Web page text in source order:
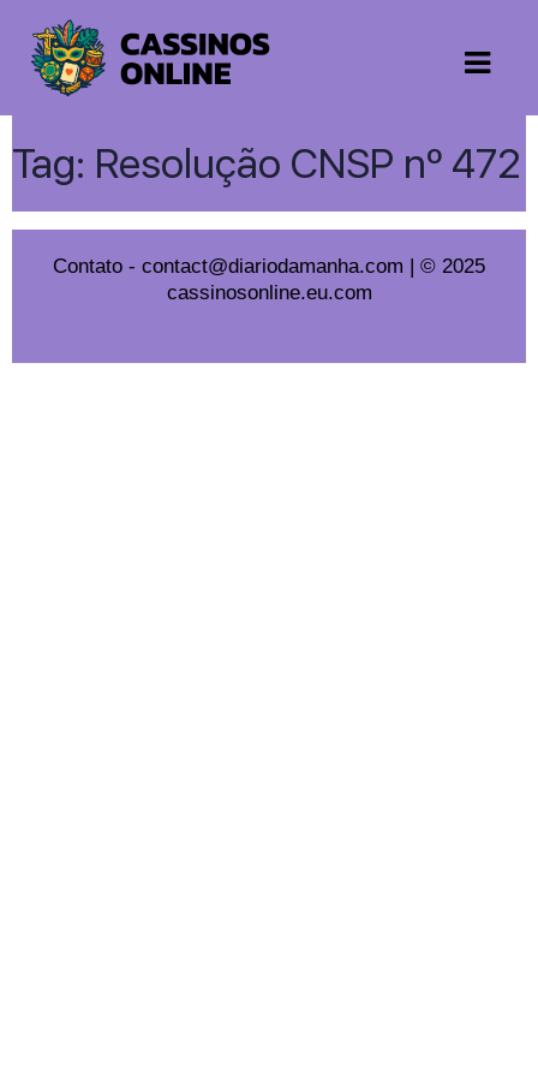
Tag: Resolução CNSP nº 472
Contato - contact@diariodamanha.com | © 2025
cassinosonline.eu.com